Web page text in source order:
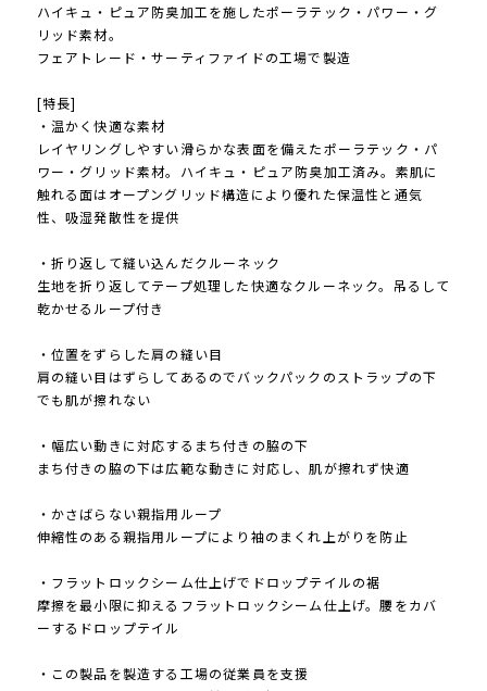
ハイキュ・ピュア防臭加工を施したポーラテック・パワー・グ
リッド素材。
フェアトレード・サーティファイドの工場で製造
[特長]
・温かく快適な素材
レイヤリングしやすい滑らかな表面を備えたポーラテック・パ
ワー・グリッド素材。ハイキュ・ピュア防臭加工済み。素肌に
触れる面はオープングリッド構造により優れた保温性と通気
性、吸湿発散性を提供
・折り返して縫い込んだクルーネック
生地を折り返してテープ処理した快適なクルーネック。吊るして
乾かせるループ付き
・位置をずらした肩の縫い目
肩の縫い目はずらしてあるのでバックパックのストラップの下
でも肌が擦れない
・幅広い動きに対応するまち付きの脇の下
まち付きの脇の下は広範な動きに対応し、肌が擦れず快適
・かさばらない親指用ループ
伸縮性のある親指用ループにより袖のまくれ上がりを防止
・フラットロックシーム仕上げでドロップテイルの裾
摩擦を最小限に抑えるフラットロックシーム仕上げ。腰をカバ
ーするドロップテイル
・この製品を製造する工場の従業員を支援